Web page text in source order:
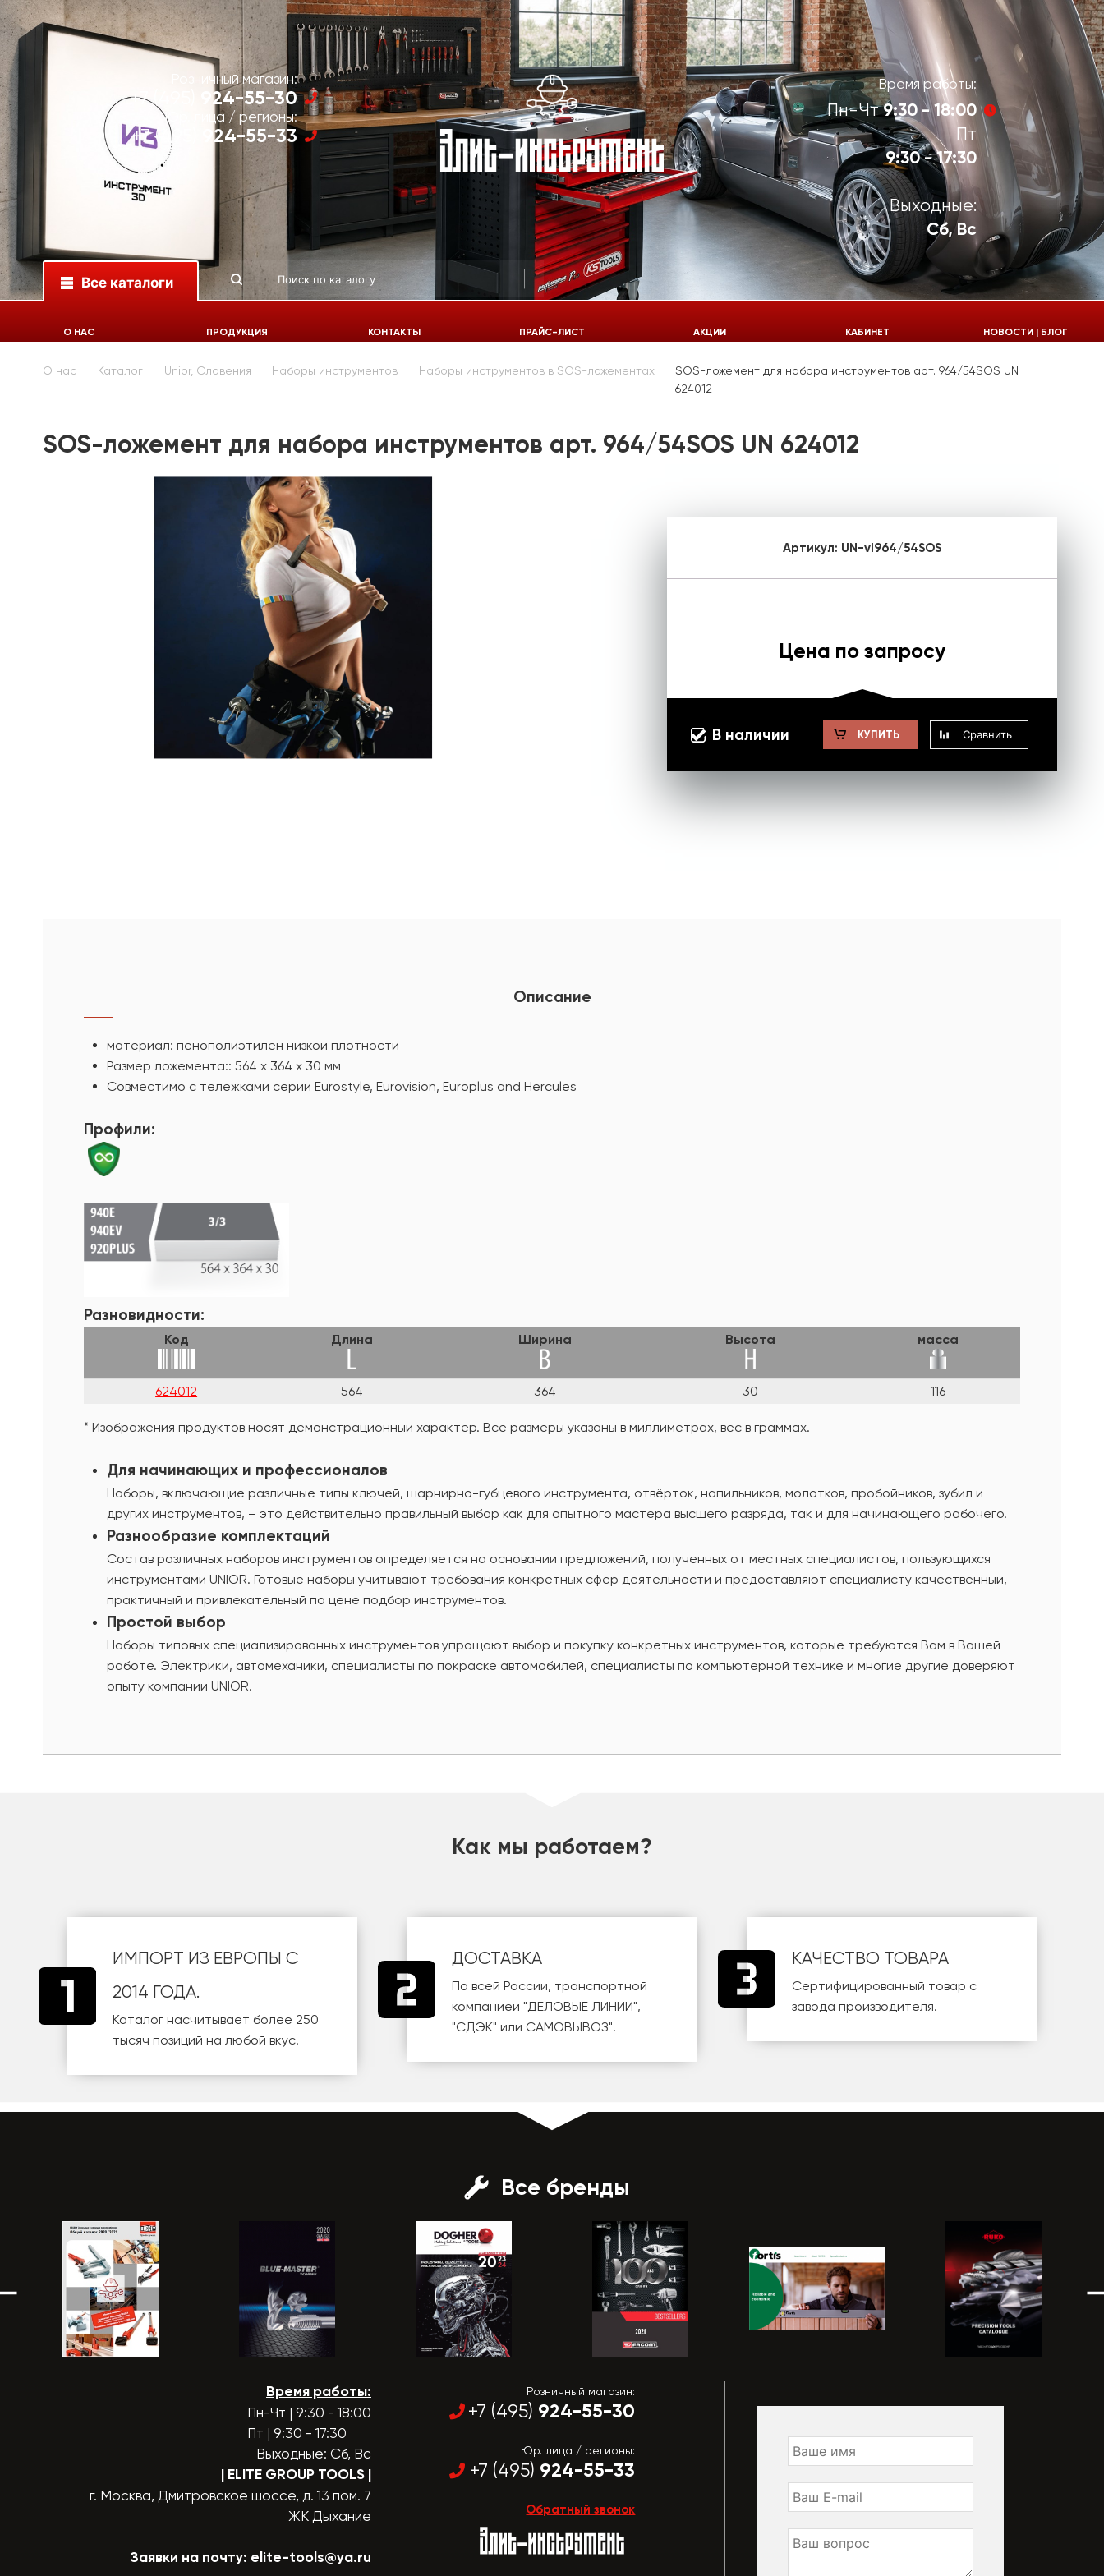
Розничный магазин:
+7 (495) 924-55-30
Юр. лица / регионы:
+7 (495) 924-55-33
Время работы:
Пн-Чт9:30 - 18:00
Пт
9:30 - 17:30
Выходные:
Сб, Вс
Все каталоги
924-55-33
О НАС ПРОДУКЦИЯ КОНТАКТЫ ПРАЙС-ЛИСТ АКЦИИ КАБИНЕТ НОВОСТИ | БЛОГ
О нас Каталог Unior, Словения Наборы инструментов Наборы инструментов в SOS-ложементах
SOS-ложемент для набора инструментов арт. 964/54SOS UN
624012
SOS-ложемент для набора инструментов арт. 964/54SOS UN 624012
Артикул: UN-vl964/54SOS
Цена по запросу
В наличии КУПИТЬ Сравнить
Описание
материал: пенополиэтилен низкой плотности
Размер ложемента:: 564 х 364 х 30 мм
Совместимо с тележками серии Eurostyle, Eurovision, Europlus and Hercules
Профили:
Разновидности:
Код Длина Ширина Высота масса
624012 564 364 30 116
* Изображения продуктов носят демонстрационный характер. Все размеры указаны в миллиметрах, вес в граммах.
Для начинающих и профессионалов
Наборы, включающие различные типы ключей, шарнирно-губцевого инструмента, отвёрток, напильников, молотков, пробойников, зубил и
других инструментов, – это действительно правильный выбор как для опытного мастера высшего разряда, так и для начинающего рабочего.
Разнообразие комплектаций
Состав различных наборов инструментов определяется на основании предложений, полученных от местных специалистов, пользующихся
инструментами UNIOR. Готовые наборы учитывают требования конкретных сфер деятельности и предоставляют специалисту качественный,
практичный и привлекательный по цене подбор инструментов.
Простой выбор
Наборы типовых специализированных инструментов упрощают выбор и покупку конкретных инструментов, которые требуются Вам в Вашей
работе. Электрики, автомеханики, специалисты по покраске автомобилей, специалисты по компьютерной технике и многие другие доверяют
опыту компании UNIOR.
Как мы работаем?
ИМПОРТ ИЗ ЕВРОПЫ С
2014 ГОДА.
Каталог насчитывает более 250
тысяч позиций на любой вкус.
ДОСТАВКА
По всей России, транспортной
компанией"ДЕЛОВЫЕ ЛИНИИ",
"СДЭК" или САМОВЫВОЗ".
КАЧЕСТВО ТОВАРА
Сертифицированный товар с
завода производителя.
Все бренды
Время работы:
Пн-Чт | 9:30 - 18:00
Пт | 9:30 - 17:30
Выходные: Сб, Вс
| ELITE GROUP TOOLS |
г. Москва, Дмитровское шоссе, д. 13 пом. 7
ЖК Дыхание
Заявки на почту: elite-tools@ya.ru
Розничный магазин:
+7 (495) 924-55-30
Юр. лица / регионы:
+7 (495) 924-55-33
Обратный звонок